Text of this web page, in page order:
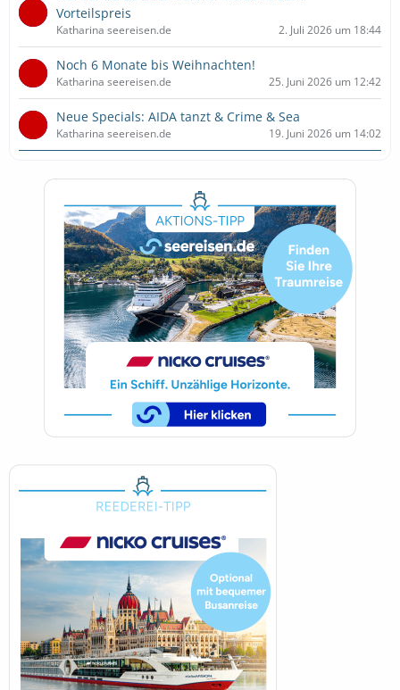
Vorteilspreis
Katharina seereisen.de 2. Juli 2026 um 18:44
Noch 6 Monate bis Weihnachten!
Katharina seereisen.de 25. Juni 2026 um 12:42
Neue Specials: AIDA tanzt & Crime & Sea
Katharina seereisen.de 19. Juni 2026 um 14:02